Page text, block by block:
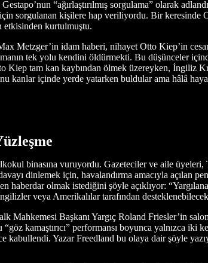
“ağırlaştırılmış sorgulama” olarak
sorgulanan kişilere hap veriliyordu. Bir keresinde
etkisinden kurtulmuştu.
Metzger’in idam haberi, nihayet Otto Kiep’in
tek yolu kendini öldürmekti. Bu düşünceler
Kiep tam kan kaybından ölmek üzereyken, İngiliz
kanlar içinde yerde yatarken buldular ama hâlâ
binasına vuruyordu. Gazeteciler ve aile üyeleri,
dinlemek için, havalandırma amacıyla açılan
haberdar olmak istediğini şöyle açıklıyor:
veya Amerikalılar tarafından
Mahkemesi Başkanı Yargıç Roland Friesler’in
kamaştırıcı” performansı boyunca yalnızca iki
kabullendi. Yazar Freedland bu olaya dair şöyle